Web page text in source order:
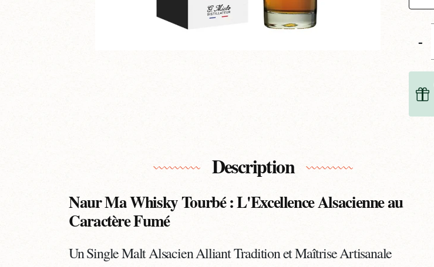
-
Description
Naur Ma Whisky Tourbé : L'Excellence Alsacienne au
Caractère Fumé
Un Single Malt Alsacien Alliant Tradition et Maîtrise Artisanale